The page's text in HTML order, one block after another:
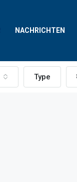
NACHRICHTEN
Type